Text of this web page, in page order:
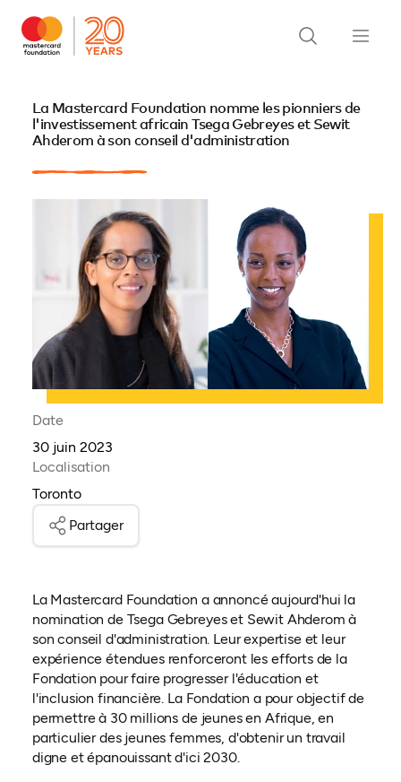
La Mastercard Foundation nomme les pionniers de
l'investissement africain Tsega Gebreyes et Sewit
Ahderom à son conseil d'administration
Date
30 juin 2023
Localisation
Toronto
Partager
La Mastercard Foundation a annoncé aujourd'hui la
nomination de Tsega Gebreyes et Sewit Ahderom à
son conseil d'administration. Leur expertise et leur
expérience étendues renforceront les efforts de la
Fondation pour faire progresser l'éducation et
l'inclusion financière. La Fondation a pour objectif de
permettre à 30 millions de jeunes en Afrique, en
particulier des jeunes femmes, d'obtenir un travail
digne et épanouissant d'ici 2030.